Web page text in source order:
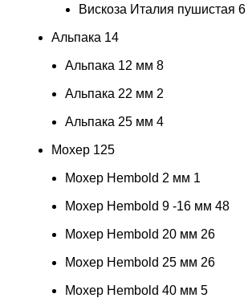
Вискоза Италия пушистая 6
Альпака 14
Альпака 12 мм 8
Альпака 22 мм 2
Альпака 25 мм 4
Мохер 125
Мохер Hembold 2 мм 1
Мохер Hembold 9 -16 мм 48
Мохер Hembold 20 мм 26
Мохер Hembold 25 мм 26
Мохер Hembold 40 мм 5